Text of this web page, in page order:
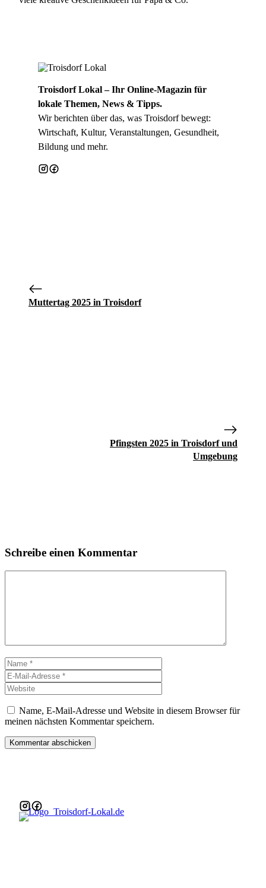
Troisdorf Lokal – Ihr Online-Magazin für
lokale Themen, News & Tipps.
Wir berichten über das, was Troisdorf bewegt:
Wirtschaft, Kultur, Veranstaltungen, Gesundheit,
Bildung und mehr.
Muttertag 2025 in Troisdorf
Pfingsten 2025 in Troisdorf und
Umgebung
Schreibe einen Kommentar
Name
Mail-
Adresse
Name, E-Mail-Adresse und Website in diesem Browser für
meinen nächsten Kommentar speichern.